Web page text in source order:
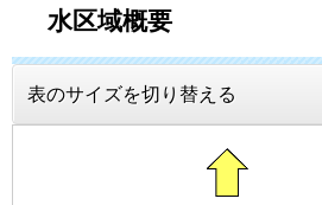
水区域概要
表のサイズを切り替える